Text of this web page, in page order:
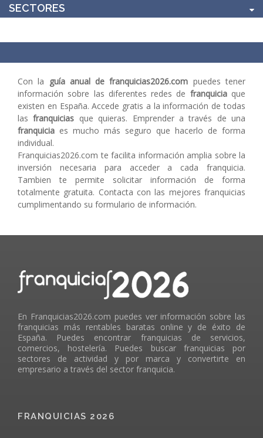
SECTORES
Con la guía anual de franquicias2026.com puedes tener
información sobre las diferentes redes de franquiciaque
existen en España. Accede gratis a la información de todas
lasfranquicias que quieras. Emprender a través de una
franquicia es mucho más seguro que hacerlo de forma
individual.
Franquicias2026.com te facilita información amplia sobre la
inversión necesaria para acceder a cada franquicia.
Tambien te permite solicitar información de forma
totalmente gratuita. Contacta con las mejores franquicias
cumplimentando su formulario de información.
En Franquicias2026.com puedes ver información sobre las
franquicias más rentables baratas online y de éxito de
España. Puedes encontrar franquicias de servicios,
comercios, hostelería. Puedes buscar franquicias por
sectores de actividad y por marca y convertirte en
empresario a través del sector franquicia.
FRANQUICIAS 2026